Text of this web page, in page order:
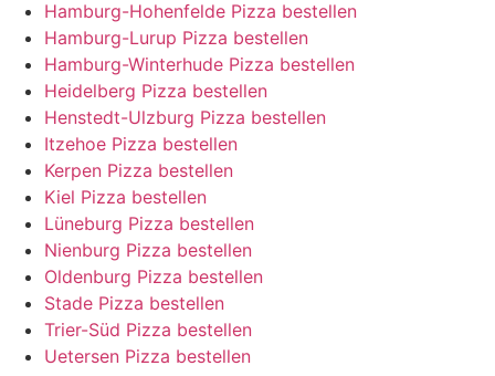
Hamburg-Hohenfelde Pizza bestellen
Hamburg-Lurup Pizza bestellen
Hamburg-Winterhude Pizza bestellen
Heidelberg Pizza bestellen
Henstedt-Ulzburg Pizza bestellen
Itzehoe Pizza bestellen
Kerpen Pizza bestellen
Kiel Pizza bestellen
Lüneburg Pizza bestellen
Nienburg Pizza bestellen
Oldenburg Pizza bestellen
Stade Pizza bestellen
Trier-Süd Pizza bestellen
Uetersen Pizza bestellen